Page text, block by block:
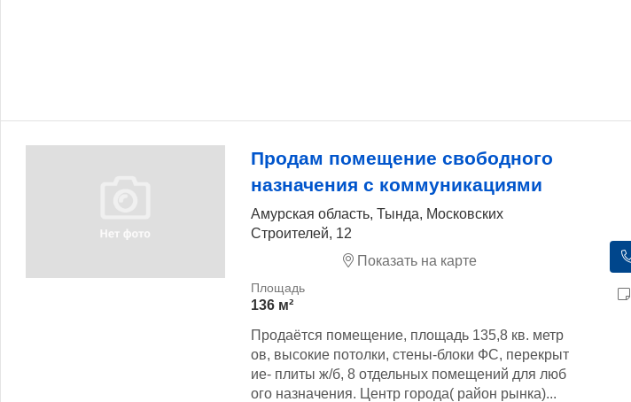
Продам помещение свободного
назначения с коммуникациями
Амурская область, Тында, Московских
Строителей, 12
Показать на карте
136 м²
Продаётся помещение, площадь 135,8 кв. метр
ов, высокие потолки, стены-блоки ФС, перекрыт
ие- плиты ж/б, 8 отдельных помещений для люб
ого назначения. Центр города( район рынка)...